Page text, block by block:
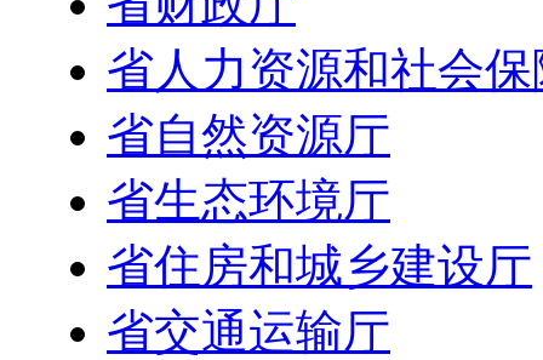
省人力资源和社会
省自然资源厅
省生态环境厅
省住房和城乡建设厅
省交通运输厅